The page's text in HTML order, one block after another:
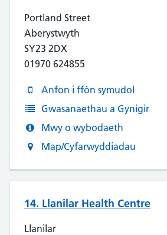
Portland Street
Aberystwyth
SY23 2DX
01970 624855
Anfon i ffôn symudol
Gwasanaethau a Gynigir
Mwy o wybodaeth
Map/Cyfarwyddiadau
14. Llanilar Health Centre
Llanilar